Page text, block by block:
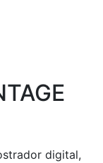
digital,